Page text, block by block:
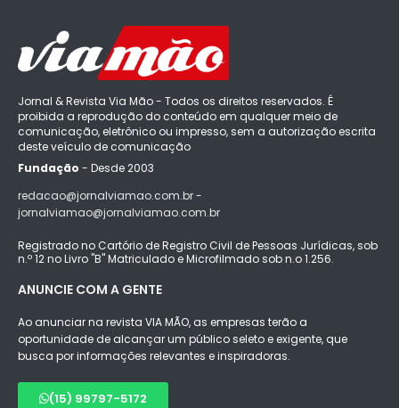
Jornal & Revista Via Mão - Todos os direitos reservados. É
proibida a reprodução do conteúdo em qualquer meio de
comunicação, eletrônico ou impresso, sem a autorização escrita
deste veículo de comunicação
Fundação - Desde 2003
redacao@jornalviamao.com.br -
jornalviamao@jornalviamao.com.br
Registrado no Cartório de Registro Civil de Pessoas Jurídicas, sob
n.º 12 no Livro "B" Matriculado e Microfilmado sob n.o 1.256.
ANUNCIE COM A GENTE
Ao anunciar na revista VIA MÃO, as empresas terão a
oportunidade de alcançar um público seleto e exigente, que
busca por informações relevantes e inspiradoras.
(15) 99797-5172